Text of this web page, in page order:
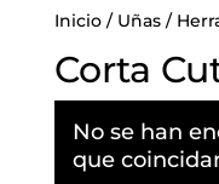
Inicio/ Uñas/
Corta
No se han
que